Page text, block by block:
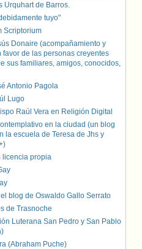
Urquhart de Barros.
tuyo"
Scriptorium
Donaire (acompañamiento y
favor de las personas creyentes
sus familiares, amigos, conocidos,
Antonio Pagola
Lugo
Raúl Vera en Religión Digital
en la ciudad (un blog
la escuela de Teresa de Jhs y
licencia propia
blog de Oswaldo Gallo Serrato
de Trasnoche
Luterana San Pedro y San Pablo
(Abraham Puche)